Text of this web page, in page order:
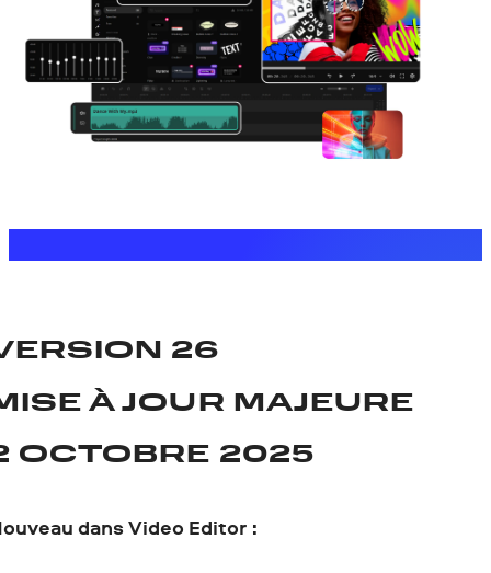
26
À JOUR MAJEURE
OCTOBRE 2025
dans Video Editor :